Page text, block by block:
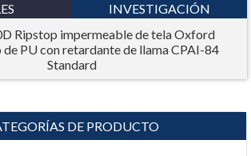
INVESTIGACIÓN
Ripstop impermeable de tela Oxford
PU con retardante de llama CPAI-84
Standard
DE PRODUCTO